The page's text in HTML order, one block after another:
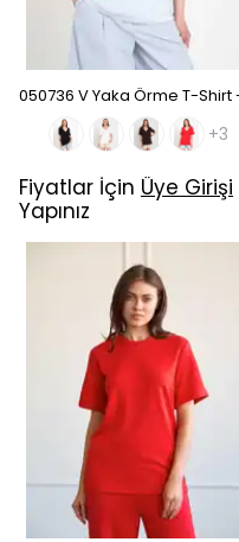
+3
Fiyatlar İçin Üye Girişi
Yapınız